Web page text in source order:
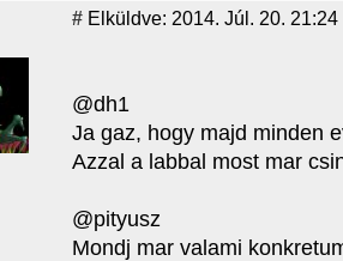
# Elküldve: 2014. Júl. 20. 21:24
@dh1
Ja gaz, hogy majd minden
Azzal a labbal most mar
@pityusz
Mondj mar valami